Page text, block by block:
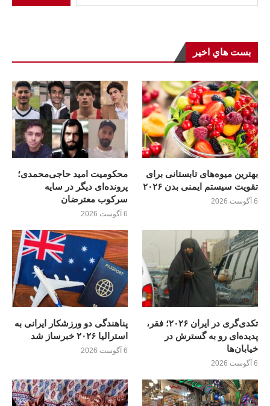
بست هاي اخير
بهترین میوه‌های تابستانی برای
تقویت سیستم ایمنی بدن ۲۰۲۶
6 آگوست 2026
محکومیت امید حاجی‌محمدی؛
پرونده‌ای دیگر در سایه
سرکوب معترضان
6 آگوست 2026
تکدی‌گری در ایران ۲۰۲۶؛ فقر،
پدیده‌ای رو به گسترش در
خیابان‌ها
6 آگوست 2026
پناهندگی دو ورزشکار ایرانی به
استرالیا ۲۰۲۶ خبرساز شد
6 آگوست 2026